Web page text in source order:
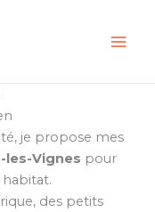
je propose mes
les-Vignes pour
des petits